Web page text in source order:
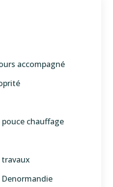
accompagné
chauffage